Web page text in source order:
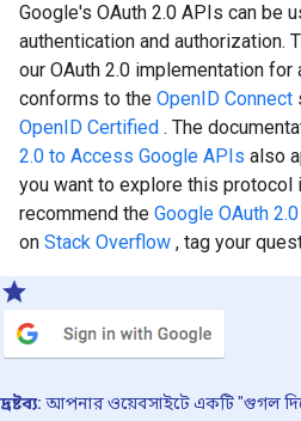
Google's OAuth 2.0 APIs can be
authentication and authorization.
our OAuth 2.0 implementation for
conforms to the OpenID Connect
OpenID Certified . The
2.0 to Access Google APIs also
you want to explore this protocol
recommend the Google OAuth
on Stack Overflow , tag your
দ্রষ্টব্য: আপনার ওয়েবসাইটে একটি "গুগল